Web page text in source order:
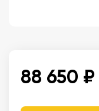
88 650 ₽